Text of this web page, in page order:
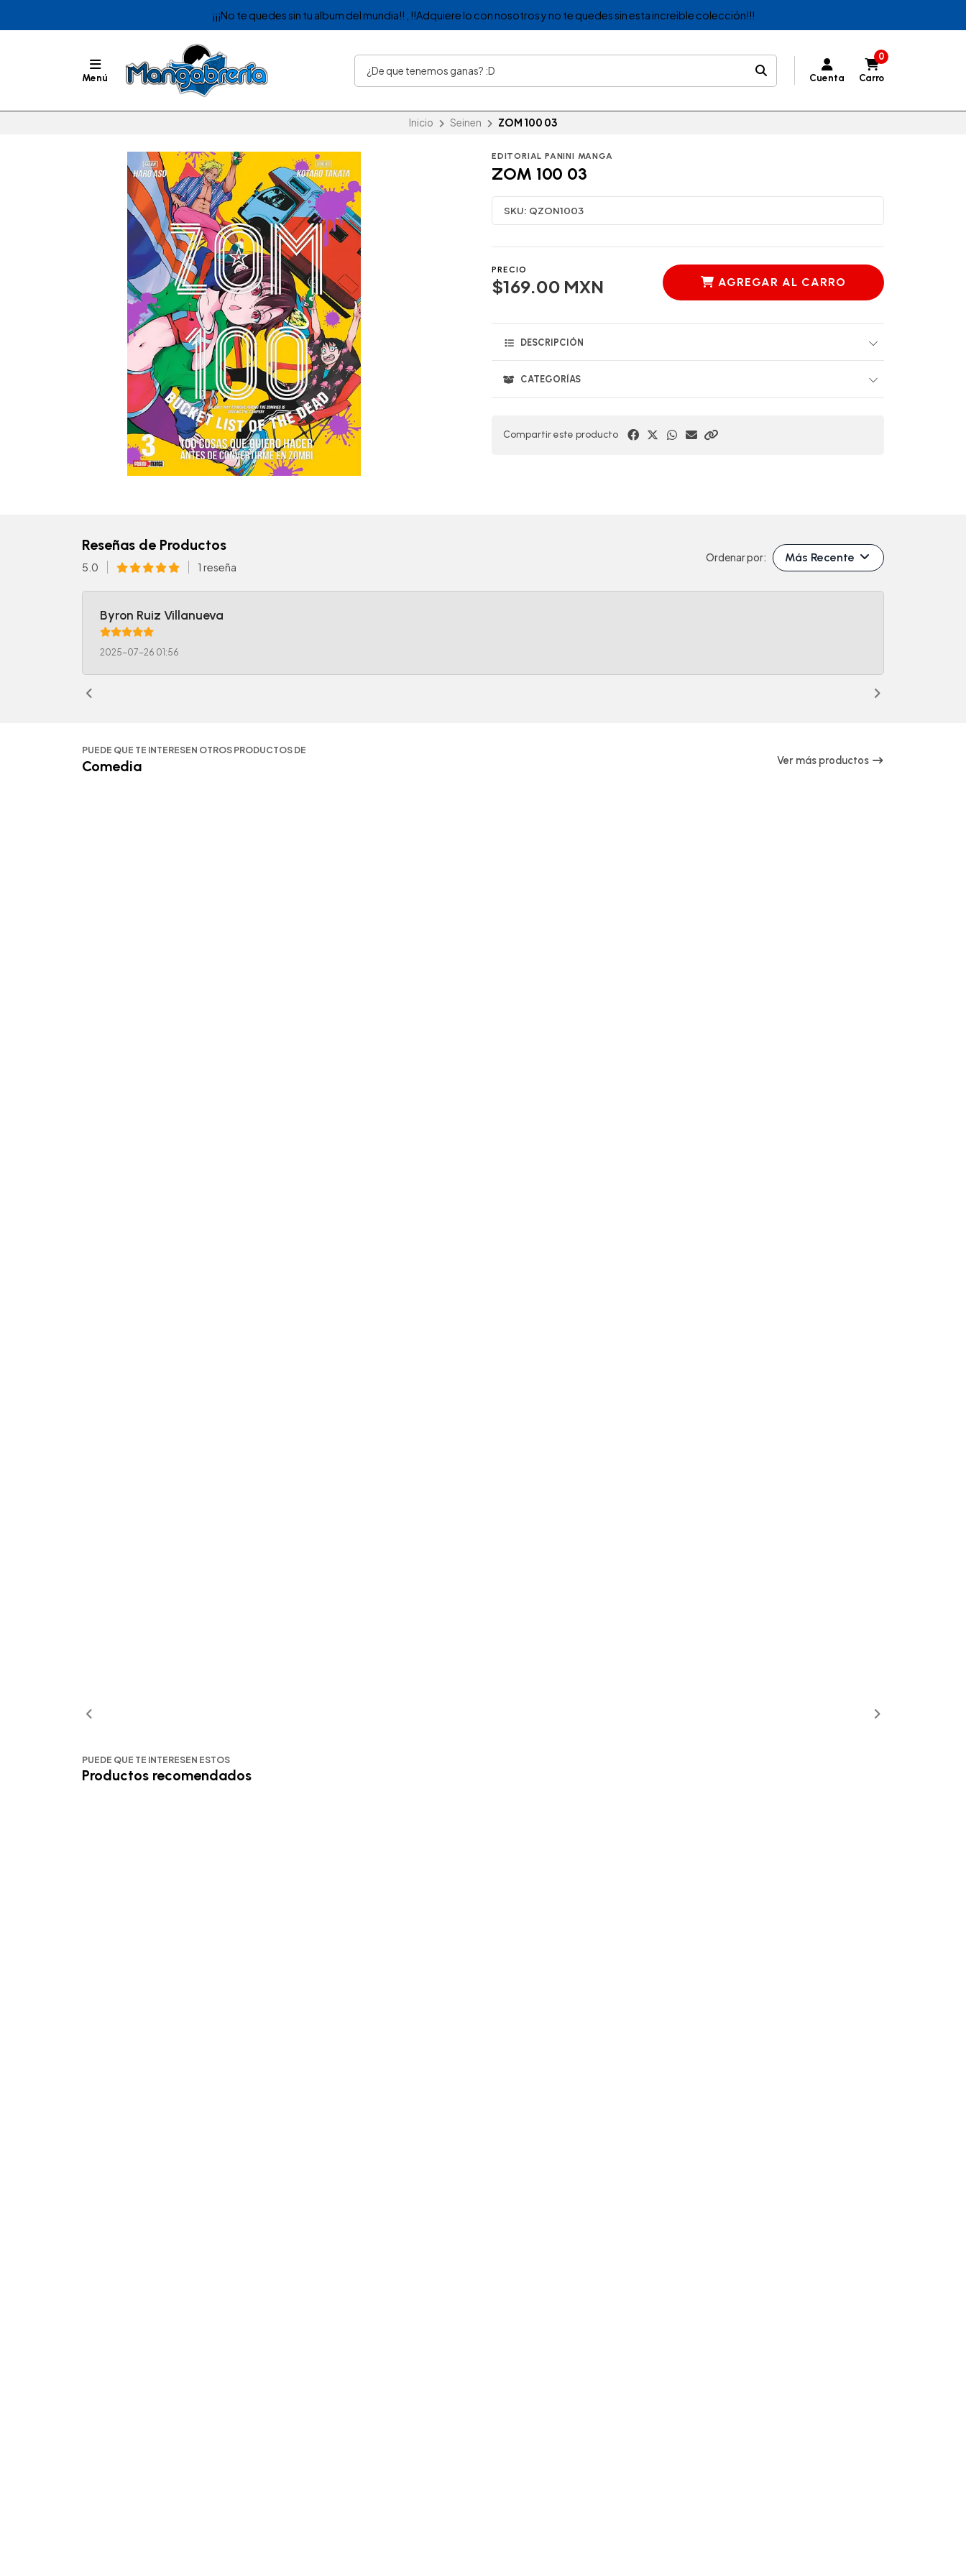
¡¡¡No te quedes sin tu album del mundia!! , !!Adquiere lo con nosotros y no te quedes sin esta increible colección!!!
Menú Cuenta
0
Carro
Inicio Seinen ZOM 100 03
EDITORIAL PANINI MANGA
ZOM 100 03
SKU: QZON1003
PRECIO
$169.00 MXN AGREGAR AL CARRO
DESCRIPCIÓN
CATEGORÍAS
Compartir este producto
Reseñas de Productos
5.0 1 reseña
Ordenar por: Más Recente
Byron Ruiz Villanueva
2025-07-26 01:56
PUEDE QUE TE INTERESEN OTROS PRODUCTOS DE
Comedia Ver más productos
PUEDE QUE TE INTERESEN ESTOS
Productos recomendados